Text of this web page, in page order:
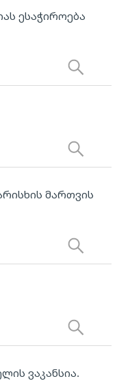
ესაჭიროება
მართვის
ვაკანსია.